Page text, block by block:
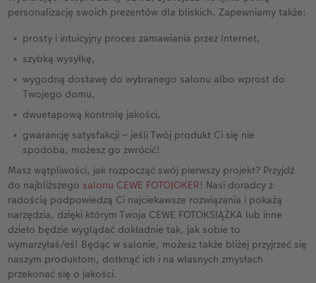
zdąży na czas znaleźć się pod choinką.
personalizację swoich prezentów dla bliskich. Zapewniamy także:
prosty i intuicyjny proces zamawiania przez Internet,
szybką wysyłkę,
wygodną dostawę do wybranego salonu albo wprost do
Twojego domu,
dwuetapową kontrolę jakości,
gwarancję satysfakcji – jeśli Twój produkt Ci się nie
spodoba, możesz go zwrócić!
Masz wątpliwości, jak rozpocząć swój pierwszy projekt? Przyjdź
do najbliższego salonu CEWE FOTOJOKER! Nasi doradcy z
radością podpowiedzą Ci najciekawsze rozwiązania i pokażą
narzędzia, dzięki którym Twoja CEWE FOTOKSIĄŻKA lub inne
dzieło będzie wyglądać dokładnie tak, jak sobie to
wymarzyłaś/eś! Będąc w salonie, możesz także bliżej przyjrzeć się
naszym produktom, dotknąć ich i na własnych zmysłach
przekonać się o jakości.